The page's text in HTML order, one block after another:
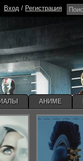
Вход / Регистрация
АНИМЕ